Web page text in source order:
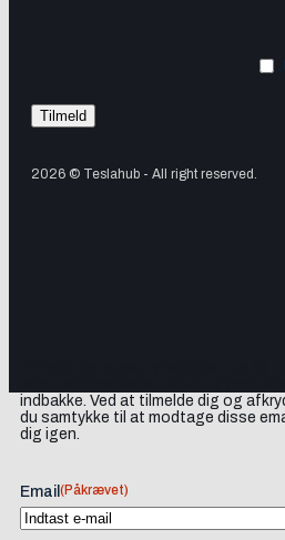
2026 © Teslahub - All right reserved.
indbakke. Ved at tilmelde dig og
du samtykke til at modtage disse
dig igen.
Email (Påkrævet)